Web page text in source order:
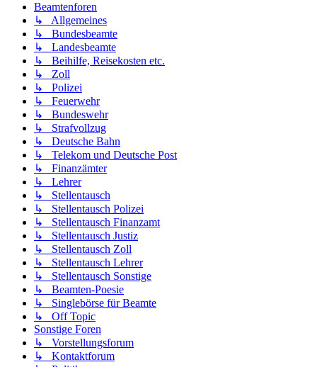
Beamtenforen
↳ Allgemeines
↳ Bundesbeamte
↳ Landesbeamte
↳ Beihilfe, Reisekosten etc.
↳ Zoll
↳ Polizei
↳ Feuerwehr
↳ Bundeswehr
↳ Strafvollzug
↳ Deutsche Bahn
↳ Telekom und Deutsche Post
↳ Finanzämter
↳ Lehrer
↳ Stellentausch
↳ Stellentausch Polizei
↳ Stellentausch Finanzamt
↳ Stellentausch Justiz
↳ Stellentausch Zoll
↳ Stellentausch Lehrer
↳ Stellentausch Sonstige
↳ Beamten-Poesie
↳ Singlebörse für Beamte
↳ Off Topic
Sonstige Foren
↳ Vorstellungsforum
↳ Kontaktforum